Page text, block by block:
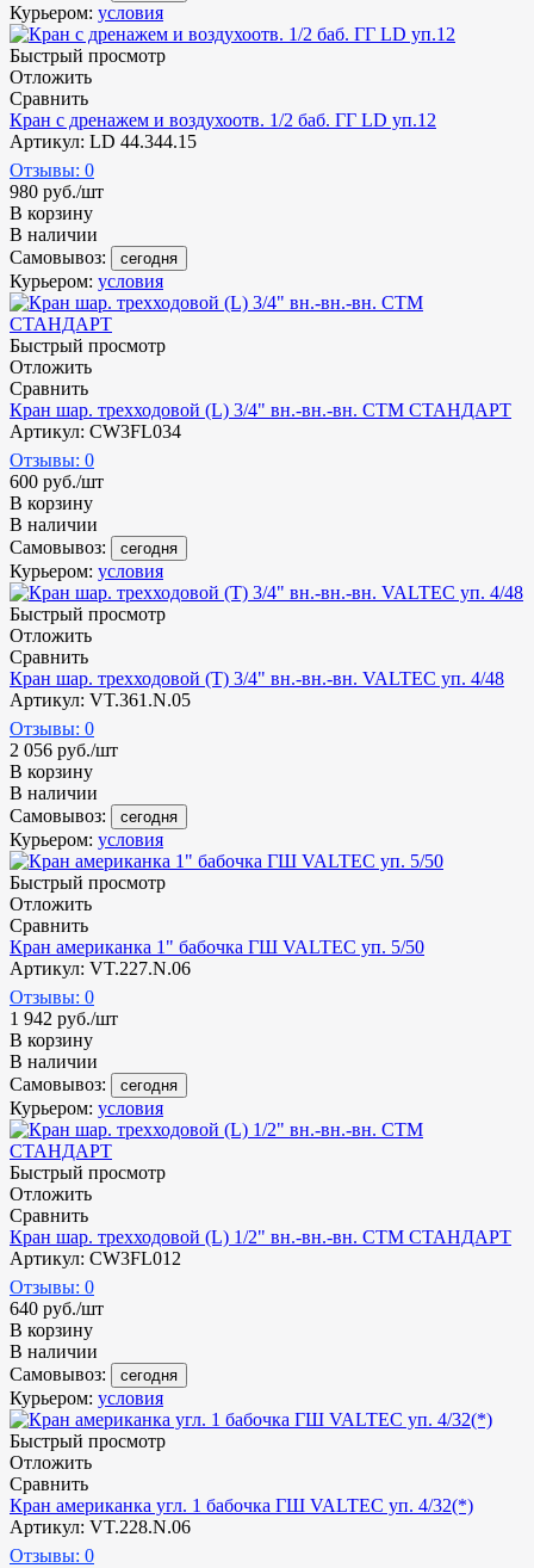
Курьером: условия
Быстрый просмотр
Отложить
Сравнить
Кран с дренажем и воздухоотв. 1/2 баб. ГГ LD уп.12
Артикул: LD 44.344.15
Отзывы: 0
980 руб./шт
В корзину
В наличии
Самовывоз:
сегодня
Курьером: условия
Быстрый просмотр
Отложить
Сравнить
Кран шар. трехходовой (L) 3/4" вн.-вн.-вн. СTM СТАНДАРТ
Артикул: CW3FL034
Отзывы: 0
600 руб./шт
В корзину
В наличии
Самовывоз:
сегодня
Курьером: условия
Быстрый просмотр
Отложить
Сравнить
Кран шар. трехходовой (T) 3/4" вн.-вн.-вн. VALTEC уп. 4/48
Артикул: VT.361.N.05
Отзывы: 0
2 056 руб./шт
В корзину
В наличии
Самовывоз:
сегодня
Курьером: условия
Быстрый просмотр
Отложить
Сравнить
Кран американка 1" бабочка ГШ VALTEC уп. 5/50
Артикул: VT.227.N.06
Отзывы: 0
1 942 руб./шт
В корзину
В наличии
Самовывоз:
сегодня
Курьером: условия
Быстрый просмотр
Отложить
Сравнить
Кран шар. трехходовой (L) 1/2" вн.-вн.-вн. СТМ СТАНДАРТ
Артикул: CW3FL012
Отзывы: 0
640 руб./шт
В корзину
В наличии
Самовывоз:
сегодня
Курьером: условия
Быстрый просмотр
Отложить
Сравнить
Кран американка угл. 1 бабочка ГШ VALTEС уп. 4/32(*)
Артикул: VT.228.N.06
Отзывы: 0